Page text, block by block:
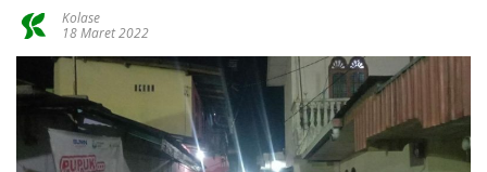
Kolase
18 Maret 2022